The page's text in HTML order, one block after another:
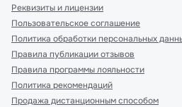
Реквизиты и лицензии
Пользовательское соглашение
Политика обработки персональных
Правила публикации отзывов
Правила программы лояльности
Политика рекомендаций
Продажа дистанционным способом